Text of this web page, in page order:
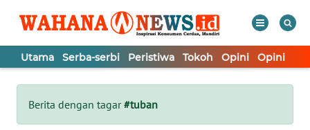
Utama Serba-serbi Peristiwa Tokoh Opini Opini
Berita dengan tagar#tuban
Tutup